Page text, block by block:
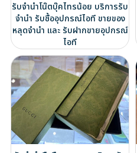
รับจำนำโน๊ตบุ๊คไทรน้อย บริการรับ
จำนำ รับซื้ออุปกรณ์ไอที ขายของ
หลุดจำนำ และ รับฝากขายอุปกรณ์
ไอที